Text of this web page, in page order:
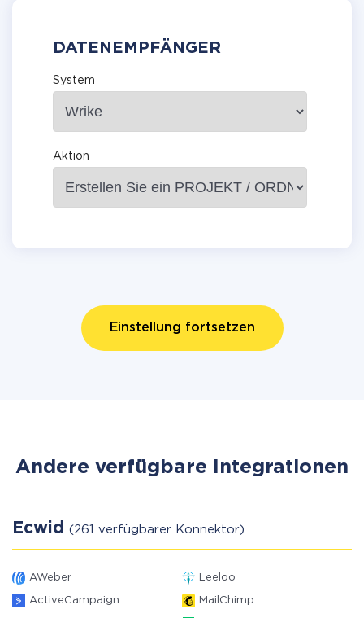
DATENEMPFÄNGER
System
Aktion
Einstellung fortsetzen
Andere verfügbare Integrationen
Ecwid (261 verfügbarer Konnektor)
AWeber Leeloo
ActiveCampaign MailChimp